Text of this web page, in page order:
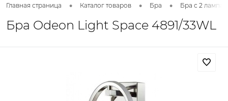
Главная страница • Каталог товаров • Бра • Бра с 2
Бра Odeon Light Space 4891/33WL